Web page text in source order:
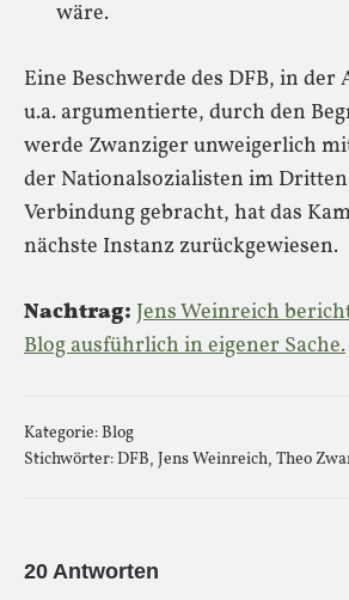
wäre.
Eine Beschwerde des DFB, in der
u.a. argumentierte, durch den
werde Zwanziger unweigerlich
der Nationalsozialisten im
Verbindung gebracht, hat das
nächste Instanz zurückgewiesen.
Nachtrag: Jens Weinreich
Blog ausführlich in eigener Sache.
Kategorie:Blog
Stichwörter:DFB, Jens Weinreich, Theo
20 Antworten